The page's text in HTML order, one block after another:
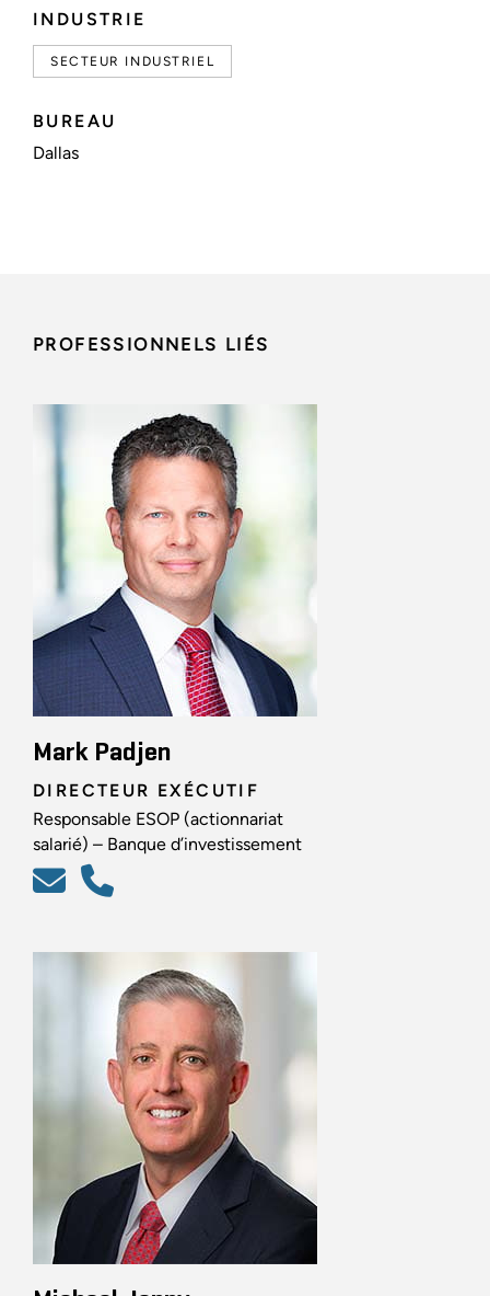
INDUSTRIE
SECTEUR INDUSTRIEL
BUREAU
Dallas
PROFESSIONNELS LIÉS
Mark Padjen
DIRECTEUR EXÉCUTIF
Responsable ESOP (actionnariat
salarié) – Banque d’investissement